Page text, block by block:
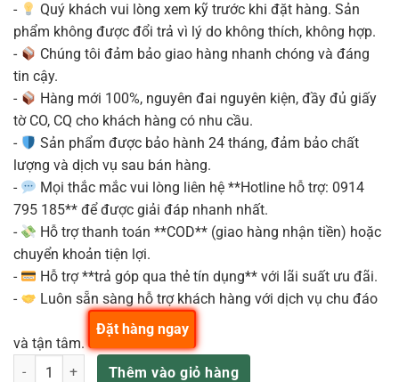
-
Quý khách vui lòng xem kỹ trước khi đặt hàng. Sản
phẩm không được đổi trả vì lý do không thích, không hợp.
-
Chúng tôi đảm bảo giao hàng nhanh chóng và đáng
tin cậy.
-
Hàng mới 100%, nguyên đai nguyên kiện, đầy đủ giấy
tờ CO, CQ cho khách hàng có nhu cầu.
-
Sản phẩm được bảo hành 24 tháng, đảm bảo chất
lượng và dịch vụ sau bán hàng.
-
Mọi thắc mắc vui lòng liên hệ **Hotline hỗ trợ: 0914
795 185** để được giải đáp nhanh nhất.
-
Hỗ trợ thanh toán **COD** (giao hàng nhận tiền) hoặc
chuyển khoản tiện lợi.
-
Hỗ trợ **trả góp qua thẻ tín dụng** với lãi suất ưu đãi.
-
Luôn sẵn sàng hỗ trợ khách hàng với dịch vụ chu đáo
và tận tâm.
SENNHEISER EW-D ME2 SET Bộ Micro không dây cài áo số lượng
Thêm vào giỏ hàng
Đặt hàng ngay